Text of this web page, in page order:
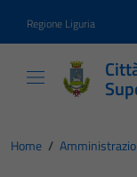
Regione Liguria
Home /